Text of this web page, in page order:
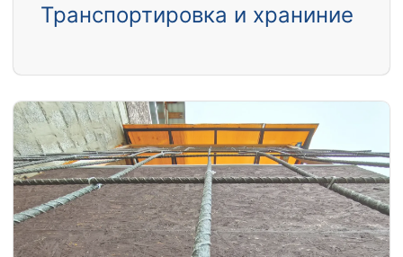
Транспортировка и храниние